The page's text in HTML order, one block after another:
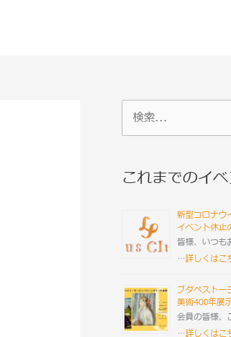
象
これまでのイ
新型コロナウ
イベント休止
皆様、いつも
…詳しくはこ
ブダペスト―
美術400年展
会員の皆様、
…詳しくはこ